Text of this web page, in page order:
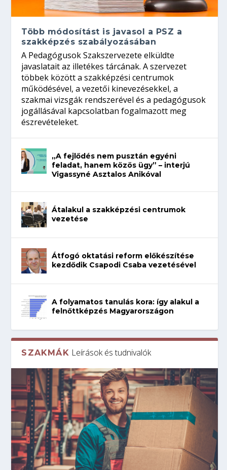
Több módosítást is javasol a PSZ a
szakképzés szabályozásában
A Pedagógusok Szakszervezete elküldte
javaslatait az illetékes tárcának. A szervezet
többek között a szakképzési centrumok
működésével, a vezetői kinevezésekkel, a
szakmai vizsgák rendszerével és a pedagógusok
jogállásával kapcsolatban fogalmazott meg
észrevételeket.
„A fejlődés nem pusztán egyéni
feladat, hanem közös ügy” – interjú
Vigassyné Asztalos Anikóval
Átalakul a szakképzési centrumok
vezetése
Átfogó oktatási reform előkészítése
kezdődik Csapodi Csaba vezetésével
A folyamatos tanulás kora: így alakul a
felnőttképzés Magyarországon
SZAKMÁK Leírások és tudnivalók